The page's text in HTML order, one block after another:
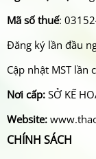
Mã số thuế:
Đăng ký lần đầu
Cập nhật MST lần
Nơi cấp: SỞ KẾ
Website:
CHÍNH SÁCH